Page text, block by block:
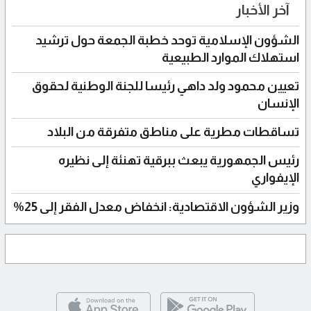
آخر الأخبار
الشؤون الإسلامية توحد خطبة الجمعة حول ترشيد
استهلاك الموارد الطبيعية
تعيين محمود ولد داهي رئيسا للجنة الوطنية لحقوق
الإنسان
تساقطات مطرية على مناطق متفرقة من البلاد
رئيس الجمهورية يبعث ببرقية تهنئة إلى نظيره
الإيفواري
وزير الشؤون الاقتصادية: انخفاض معدل الفقر إلى 25%